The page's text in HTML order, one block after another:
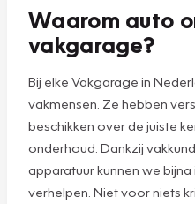
Waarom auto
vakgarage?
Bij elke Vakgarage in
vakmensen. Ze hebben
beschikken over de juiste
onderhoud. Dankzij
apparatuur kunnen we
verhelpen. Niet voor niets